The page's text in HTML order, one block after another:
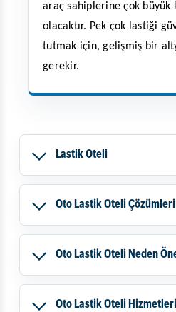
araç sahiplerine çok büyük
olacaktır. Pek çok lastiği
tutmak için, gelişmiş bir
gerekir.
Lastik Oteli
Oto Lastik Oteli Çözümleri
Oto Lastik Oteli Neden
Oto Lastik Oteli